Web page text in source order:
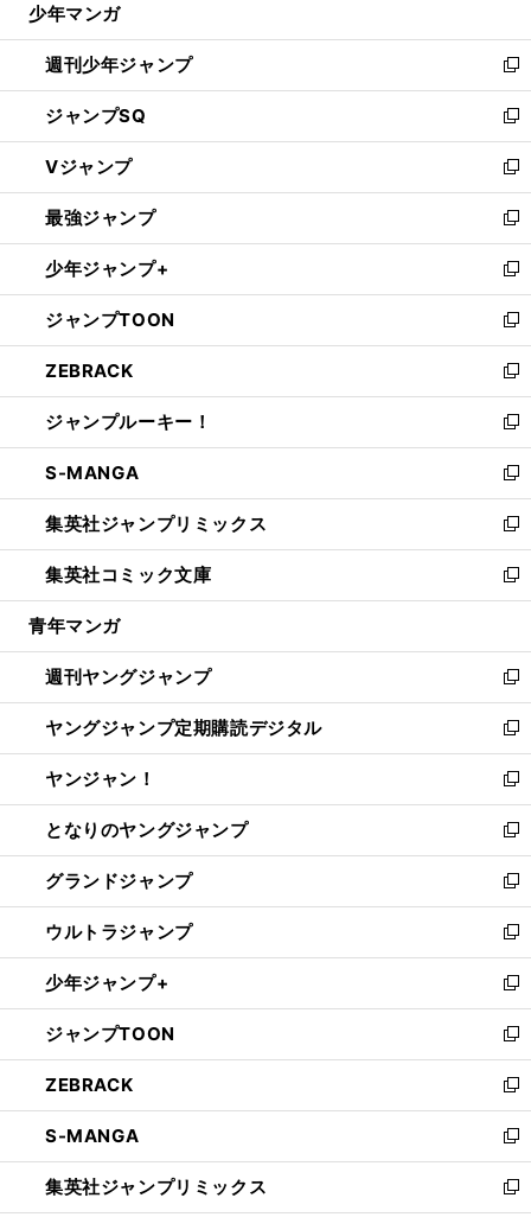
開
く
少年マンガ
週刊少年ジャンプ
新
し
い
ウ
ィ
ン
ド
ウ
で
開
く
ジャンプSQ
新
し
い
ウ
ィ
ン
ド
ウ
で
開
く
Vジャンプ
新
し
い
ウ
ィ
ン
ド
ウ
で
開
く
最強ジャンプ
新
し
い
ウ
ィ
ン
ド
ウ
で
開
く
少年ジャンプ+
新
し
い
ウ
ィ
ン
ド
ウ
で
開
く
ジャンプTOON
新
し
い
ウ
ィ
ン
ド
ウ
で
開
く
ZEBRACK
新
し
い
ウ
ィ
ン
ド
ウ
で
開
ジャンプルーキー！
新
し
い
ウ
ィ
ン
ド
ウ
開
く
S-MANGA
新
し
い
ウ
ィ
ン
ウ
で
開
く
集英社ジャンプリミックス
新
し
い
ウ
ン
ド
ウ
で
開
く
集英社コミック文庫
新
し
ウ
ィ
ン
ド
ウ
で
開
く
青年マンガ
週刊ヤングジャンプ
新
し
い
ウ
ィ
ン
ド
ウ
で
開
く
ヤングジャンプ定期購読デジタル
新
し
い
ウ
ィ
ン
ド
ウ
で
開
く
ヤンジャン！
新
し
い
ウ
ィ
ン
ド
ウ
で
開
く
となりのヤングジャンプ
新
し
い
ウ
ィ
ン
ド
ウ
で
開
く
グランドジャンプ
新
し
い
ウ
ィ
ン
ド
ウ
で
開
く
ウルトラジャンプ
新
し
い
ウ
ィ
ン
ド
ウ
で
開
く
少年ジャンプ+
新
し
い
ウ
ィ
ン
ド
ウ
で
開
ジャンプTOON
新
し
い
ウ
ィ
ン
ド
ZEBRACK
新
し
い
ウ
ィ
S-MANGA
新
し
い
集英社ジャンプリミックス
新